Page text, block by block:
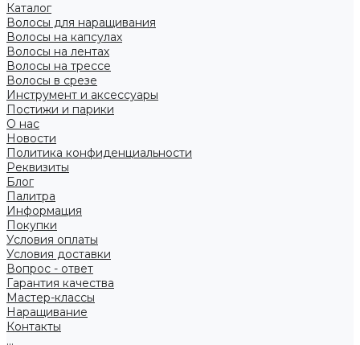
Каталог
Волосы для наращивания
Волосы на капсулах
Волосы на лентах
Волосы на трессе
Волосы в срезе
Инструмент и аксессуары
Постижи и парики
О нас
Новости
Политика конфиденциальности
Реквизиты
Блог
Палитра
Информация
Покупки
Условия оплаты
Условия доставки
Вопрос - ответ
Гарантия качества
Мастер-классы
Наращивание
Контакты
...